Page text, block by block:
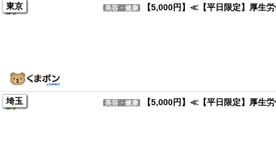
東京
美容・健康 【5,000円】≪【平日限定】厚生
埼玉
美容・健康 【5,000円】≪【平日限定】厚生